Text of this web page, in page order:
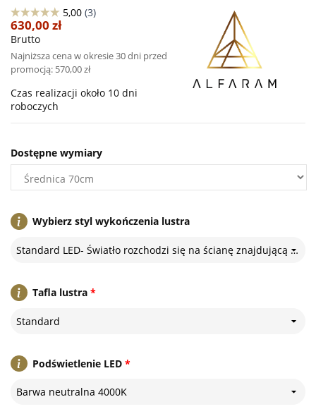
630,00 zł
Brutto
Najniższa cena w okresie 30 dni przed
promocją: 570,00 zł
Czas realizacji około 10 dni
roboczych
Wybierz styl wykończenia lustra
Standard LED- Światło rozchodzi się na ścianę znajdującą się za lustrem
*
Tafla lustra
Standard
*
Podświetlenie LED
Barwa neutralna 4000K
Dostępne wymiary